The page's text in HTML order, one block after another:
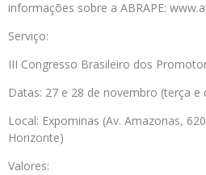
informações sobre a ABRAPE:
Serviço:
III Congresso Brasileiro dos
Datas: 27 e 28 de novembro (terça e
Local: Expominas (Av. Amazonas,
Horizonte)
Valores: